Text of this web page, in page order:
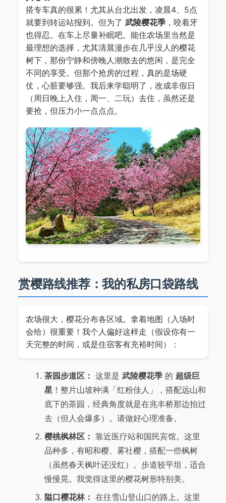
搭专车真的很累！尤其从台北出发，凌晨4、5点
就要到转运站报到。但为了 武陵樱花季 ，咬着牙
也得忍。在车上尽量补眠吧。能住农场里当然是
最理想的选择，尤其清晨漫步在几乎没人的樱花
树下，那份宁静和傍晚人潮散去的悠闲，是完全
不同的享受。但那个抢房的过程，真的是场硬
仗，心脏要够强。我后来学聪明了，改成非假日
（周日晚上入住，周一、二玩）去住，虽然还是
要抢，但压力小一点点点。
赏樱路线推荐：我的私房口袋路线
农场很大，樱花分布各区域。拿着地图（入场时
会给）很重要！我个人偏好这样走（假设你有一
天完整的时间，或是住宿客有充裕时间）：
茶园步道区： 这里是 武陵樱花季 的 超级巨
星 ！整片山坡种满「红粉佳人」，搭配远山和
底下的茶园，经典角度就是在兆丰桥那边拍过
去（但人会爆多）。请做好心理准备。
樱桃枫林区： 靠近医疗站和国民宾馆。这里
品种多，有昭和樱、雾社樱，搭配一些枫树
（虽然春天枫叶还没红）。步道较平坦，适合
慢慢晃。我觉得这里的樱花树形特别美。
隘口樱花林： 在往雪山登山口的路上。这里